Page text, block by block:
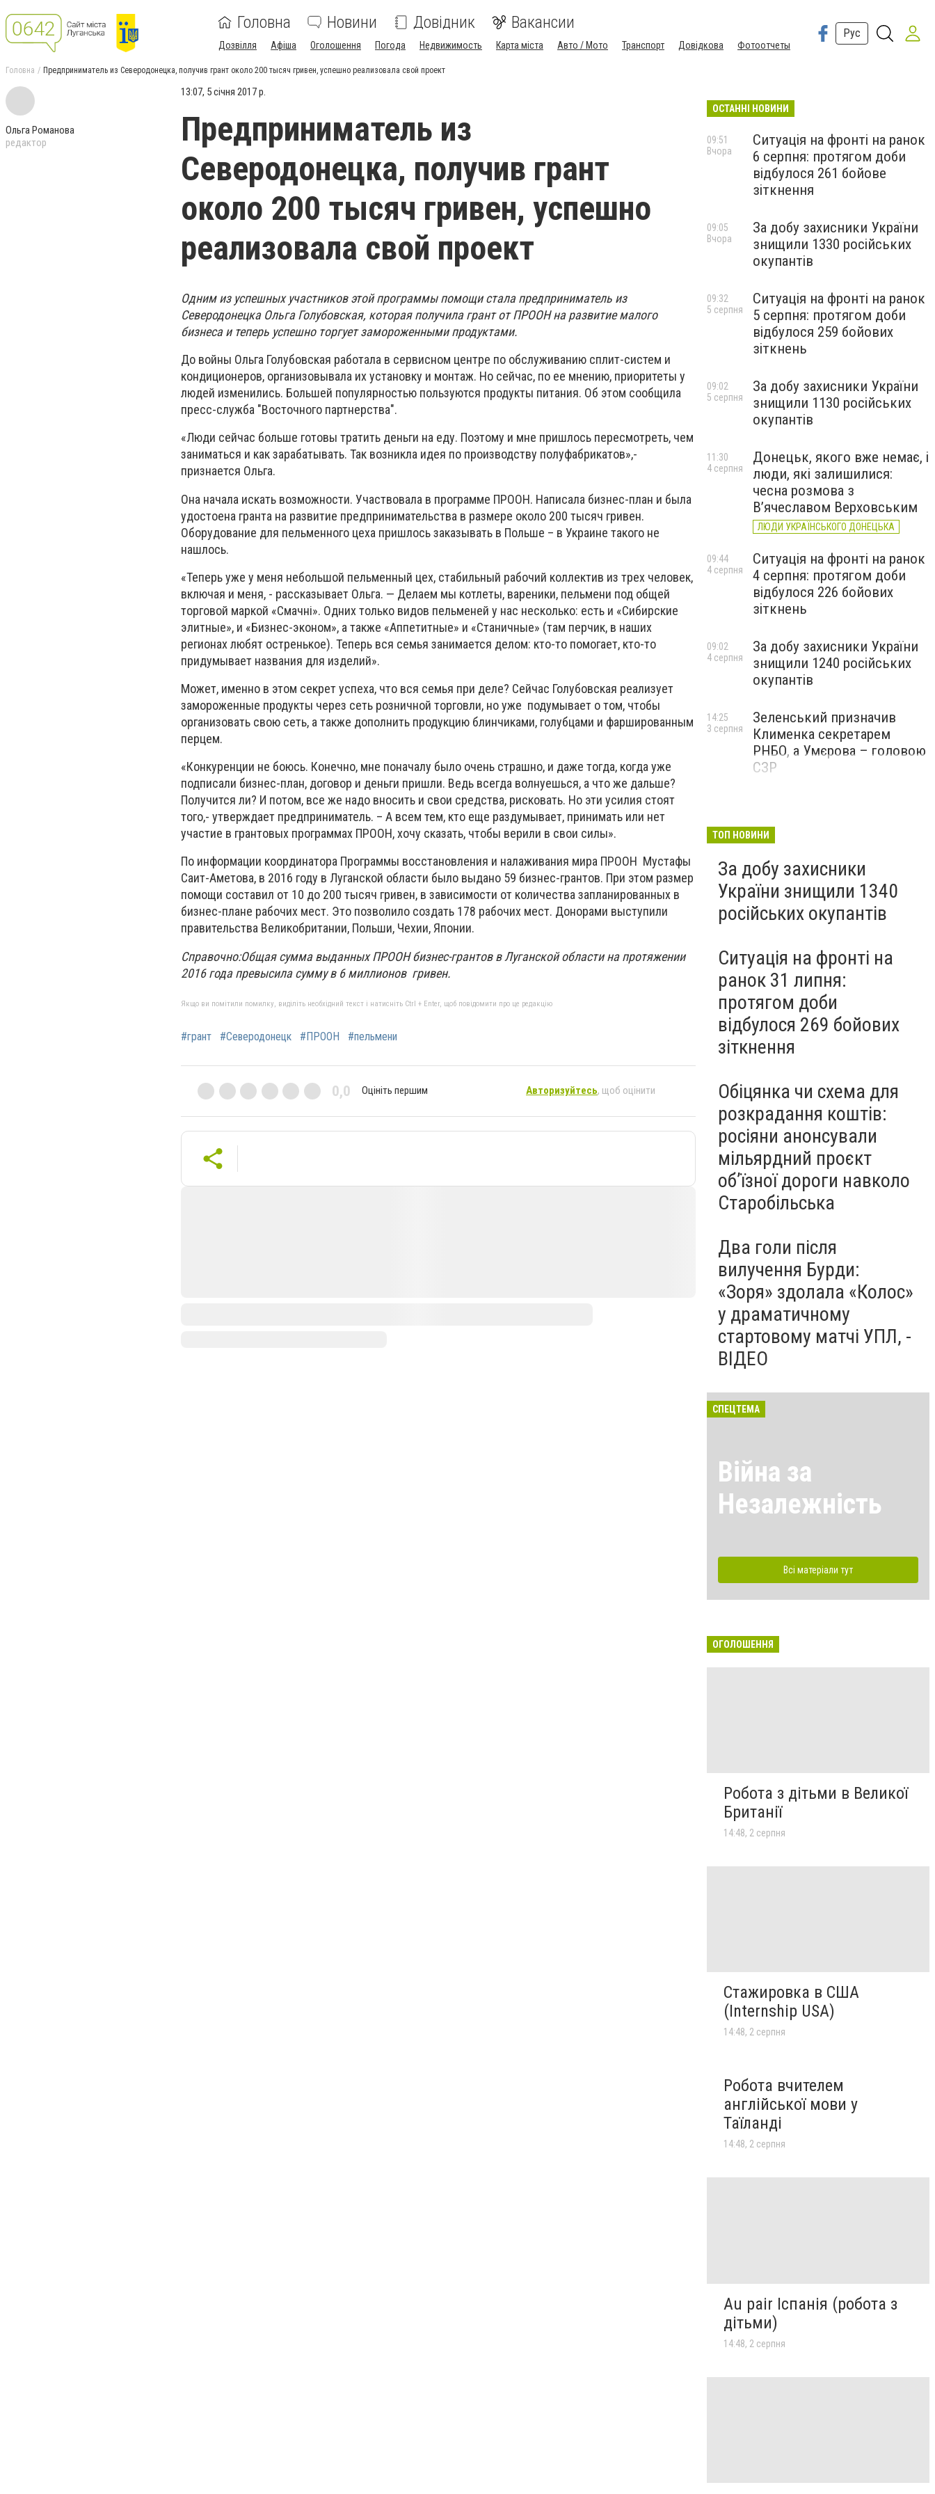
Головна Новини Довідник Вакансии
Дозвілля Афіша Оголошення Погода Недвижимость Карта міста Авто / Мото Транспорт Довідкова Фотоотчеты
Рус
Головна Предприниматель из Северодонецка, получив грант около 200 тысяч гривен, успешно реализовала свой проект
Ольга Романова
редактор
13:07, 5 січня 2017 р.
Предприниматель из
Северодонецка, получив грант
около 200 тысяч гривен, успешно
реализовала свой проект
Одним из успешных участников этой программы помощи стала предприниматель из
Северодонецка Ольга Голубовская, которая получила грант от ПРООН на развитие малого
бизнеса и теперь успешно торгует замороженными продуктами.
До войны Ольга Голубовская работала в сервисном центре по обслуживанию сплит-систем и
кондиционеров, организовывала их установку и монтаж. Но сейчас, по ее мнению, приоритеты у
людей изменились. Большей популярностью пользуются продукты питания. Об этом сообщила
пресс-служба "Восточного партнерства".
«Люди сейчас больше готовы тратить деньги на еду. Поэтому и мне пришлось пересмотреть, чем
заниматься и как зарабатывать. Так возникла идея по производству полуфабрикатов»,-
признается Ольга.
Она начала искать возможности. Участвовала в программе ПРООН. Написала бизнес-план и была
удостоена гранта на развитие предпринимательства в размере около 200 тысяч гривен.
Оборудование для пельменного цеха пришлось заказывать в Польше – в Украине такого не
нашлось.
«Теперь уже у меня небольшой пельменный цех, стабильный рабочий коллектив из трех человек,
включая и меня, - рассказывает Ольга. — Делаем мы котлеты, вареники, пельмени под общей
торговой маркой «Смачні». Одних только видов пельменей у нас несколько: есть и «Сибирские
элитные», и «Бизнес-эконом», а также «Аппетитные» и «Станичные» (там перчик, в наших
регионах любят остренькое). Теперь вся семья занимается делом: кто-то помогает, кто-то
придумывает названия для изделий».
Может, именно в этом секрет успеха, что вся семья при деле? Сейчас Голубовская реализует
замороженные продукты через сеть розничной торговли, но уже подумывает о том, чтобы
организовать свою сеть, а также дополнить продукцию блинчиками, голубцами и фаршированным
перцем.
«Конкуренции не боюсь. Конечно, мне поначалу было очень страшно, и даже тогда, когда уже
подписали бизнес-план, договор и деньги пришли. Ведь всегда волнуешься, а что же дальше?
Получится ли? И потом, все же надо вносить и свои средства, рисковать. Но эти усилия стоят
того,- утверждает предприниматель. – А всем тем, кто еще раздумывает, принимать или нет
участие в грантовых программах ПРООН, хочу сказать, чтобы верили в свои силы».
По информации координатора Программы восстановления и налаживания мира ПРООН Мустафы
Саит-Аметова, в 2016 году в Луганской области было выдано 59 бизнес-грантов. При этом размер
помощи составил от 10 до 200 тысяч гривен, в зависимости от количества запланированных в
бизнес-плане рабочих мест. Это позволило создать 178 рабочих мест. Донорами выступили
правительства Великобритании, Польши, Чехии, Японии.
Справочно:Общая сумма выданных ПРООН бизнес-грантов в Луганской области на протяжении
2016 года превысила сумму в 6 миллионов гривен.
Якщо ви помітили помилку, виділіть необхідний текст і натисніть Ctrl + Enter, щоб повідомити про це редакцію
#грант #Северодонецк #ПРООН #пельмени
0,0 Оцініть першим Авторизуйтесь, щоб оцінити
ОСТАННІ НОВИНИ
Ситуація на фронті на ранок
6 серпня: протягом доби
відбулося 261 бойове
зіткнення
09:51
Вчора
За добу захисники України
знищили 1330 російських
окупантів
09:05
Вчора
Ситуація на фронті на ранок
5 серпня: протягом доби
відбулося 259 бойових
зіткнень
09:32
5 серпня
За добу захисники України
знищили 1130 російських
окупантів
09:02
5 серпня
Донецьк, якого вже немає, і
люди, які залишилися:
чесна розмова з
В’ячеславом Верховським
ЛЮДИ УКРАЇНСЬКОГО ДОНЕЦЬКА
11:30
4 серпня
Ситуація на фронті на ранок
4 серпня: протягом доби
відбулося 226 бойових
зіткнень
09:44
4 серпня
За добу захисники України
знищили 1240 російських
окупантів
09:02
4 серпня
Зеленський призначив
Клименка секретарем
РНБО, а Умєрова – головою
СЗР
14:25
3 серпня
ТОП НОВИНИ
За добу захисники
України знищили 1340
російських окупантів
Ситуація на фронті на
ранок 31 липня:
протягом доби
відбулося 269 бойових
зіткнення
Обіцянка чи схема для
розкрадання коштів:
росіяни анонсували
мільярдний проєкт
об’їзної дороги навколо
Старобільська
Два голи після
вилучення Бурди:
«Зоря» здолала «Колос»
у драматичному
стартовому матчі УПЛ, -
ВІДЕО
СПЕЦТЕМА
Війна за
Незалежність
Всі матеріали тут
ОГОЛОШЕННЯ
Робота з дітьми в Великої
Британії
14:48, 2 серпня
Стажировка в США
(Internship USA)
14:48, 2 серпня
Робота вчителем
англійської мови у
Таїланді
14:48, 2 серпня
Au pair Іспанія (робота з
дітьми)
14:48, 2 серпня